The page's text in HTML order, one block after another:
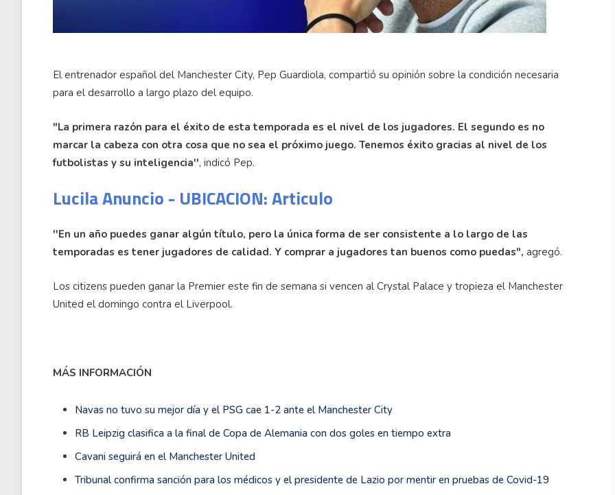
El entrenador español del Manchester City, Pep Guardiola, compartió su opinión sobre la condición necesaria
para el desarrollo a largo plazo del equipo.
"La primera razón para el éxito de esta temporada es el nivel de los jugadores. El segundo es no
marcar la cabeza con otra cosa que no sea el próximo juego. Tenemos éxito gracias al nivel de los
futbolistas y su inteligencia'', indicó Pep.
Lucila Anuncio - UBICACION: Articulo
''En un año puedes ganar algún título, pero la única forma de ser consistente a lo largo de las
temporadas es tener jugadores de calidad. Y comprar a jugadores tan buenos como puedas", agregó.
Los citizens pueden ganar la Premier este fin de semana si vencen al Crystal Palace y tropieza el Manchester
United el domingo contra el Liverpool.
MÁS INFORMACIÓN
Navas no tuvo su mejor día y el PSG cae 1-2 ante el Manchester City
RB Leipzig clasifica a la final de Copa de Alemania con dos goles en tiempo extra
Cavani seguirá en el Manchester United
Tribunal confirma sanción para los médicos y el presidente de Lazio por mentir en pruebas de Covid-19